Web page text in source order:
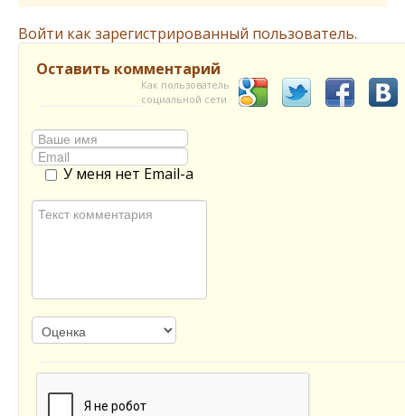
Войти как зарегистрированный пользователь.
Оставить комментарий
Как пользователь
социальной сети
У меня нет Email-а